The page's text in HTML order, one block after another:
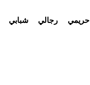
شبابي رجالي حريمي